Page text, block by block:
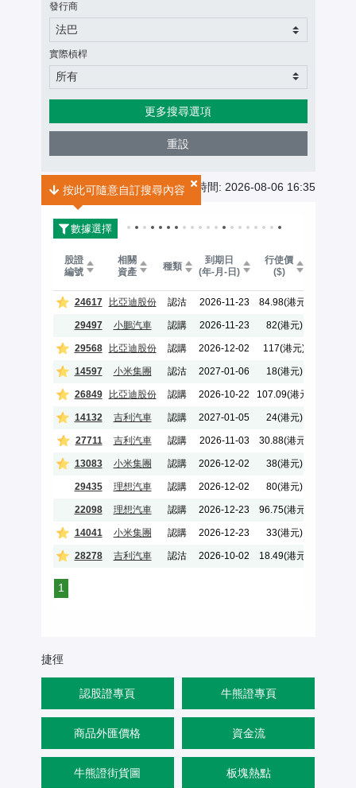
發行商
法巴
實際槓桿
所有
更多搜尋選項
重設
認股證搜尋結果
共12個搜尋結果 最後更新時間: 2026-08-06 16:35
數據選擇
按此可隨意自訂搜尋內容
股證
編號
相關
資產
種類
到期日
(年-月-日)
行使價
($)
24617 比亞迪股份 認沽 2026-11-23 84.98(港元)
29497 小鵬汽車 認購 2026-11-23 82(港元)
29568 比亞迪股份 認購 2026-12-02 117(港元)
14597 小米集團 認沽 2027-01-06 18(港元)
26849 比亞迪股份 認購 2026-10-22 107.09(港元)
14132 吉利汽車 認購 2027-01-05 24(港元)
27711 吉利汽車 認購 2026-11-03 30.88(港元)
13083 小米集團 認購 2026-12-02 38(港元)
29435 理想汽車 認購 2026-12-02 80(港元)
22098 理想汽車 認購 2026-12-23 96.75(港元)
14041 小米集團 認購 2026-12-23 33(港元)
28278 吉利汽車 認沽 2026-10-02 18.49(港元)
1
捷徑
認股證專頁 牛熊證專頁
商品外匯價格 資金流
牛熊證街貨圖 板塊熱點